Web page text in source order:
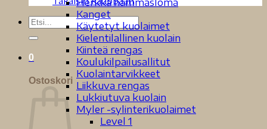
Etsi:
0
Ostoskori
Herkkä hammasloma
Kanget
Käytetyt kuolaimet
Kielentilallinen kuolain
Kiinteä rengas
Koulukilpailusallitut
Kuolaintarvikkeet
Liikkuva rengas
Lukkiutuva kuolain
Myler -sylinterikuolaimet
Level 1